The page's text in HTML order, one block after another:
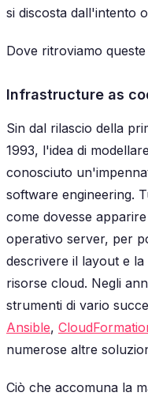
si discosta dall'intento
Dove ritroviamo
Infrastructure as
Sin dal rilascio della
1993, l'idea di
conosciuto
software engineering.
come dovesse
operativo server, per
descrivere il layout e
risorse cloud. Negli
strumenti di vario
Ansible,
numerose altre
Ciò che accomuna la